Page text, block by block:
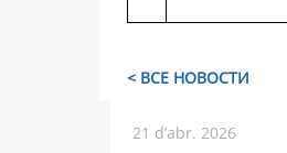
< ВСЕ НОВОСТИ
21 d’abr. 2026